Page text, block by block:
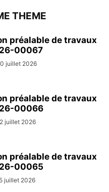
THEME
préalable de travaux
00067
juillet 2026
préalable de travaux
00066
juillet 2026
préalable de travaux
00065
juillet 2026